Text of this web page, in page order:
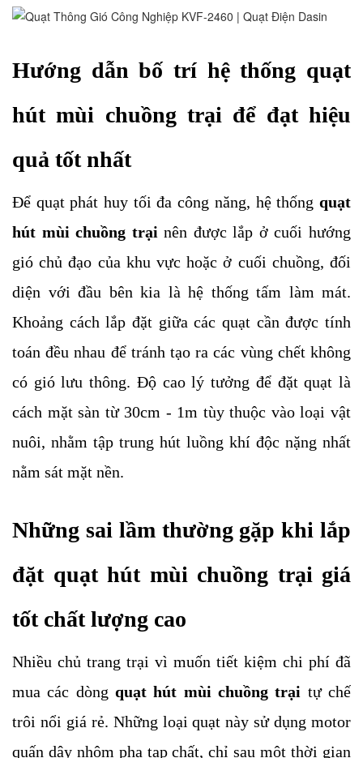
Hướng dẫn bố trí hệ thống quạt
hút mùi chuồng trại để đạt hiệu
quả tốt nhất
Để quạt phát huy tối đa công năng, hệ thống quạt
hút mùi chuồng trại nên được lắp ở cuối hướng
gió chủ đạo của khu vực hoặc ở cuối chuồng, đối
diện với đầu bên kia là hệ thống tấm làm mát.
Khoảng cách lắp đặt giữa các quạt cần được tính
toán đều nhau để tránh tạo ra các vùng chết không
có gió lưu thông. Độ cao lý tưởng để đặt quạt là
cách mặt sàn từ 30cm - 1m tùy thuộc vào loại vật
nuôi, nhằm tập trung hút luồng khí độc nặng nhất
nằm sát mặt nền.
Những sai lầm thường gặp khi lắp
đặt quạt hút mùi chuồng trại giá
tốt chất lượng cao
Nhiều chủ trang trại vì muốn tiết kiệm chi phí đã
mua các dòng quạt hút mùi chuồng trại tự chế
trôi nổi giá rẻ. Những loại quạt này sử dụng motor
quấn dây nhôm pha tạp chất, chỉ sau một thời gian